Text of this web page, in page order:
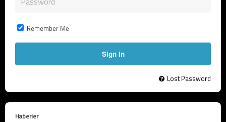
Remember Me
Lost Password
Haberler